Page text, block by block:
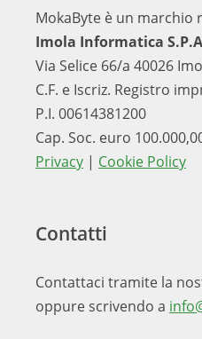
MokaByte è un marchio
Imola Informatica
Via Selice 66/a 40026
C.F. e Iscriz. Registro
P.I. 00614381200
Cap. Soc. euro
Privacy | Cookie Policy
Contatti
Contattaci tramite la
oppure scrivendo a